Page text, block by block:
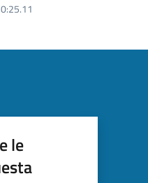
le